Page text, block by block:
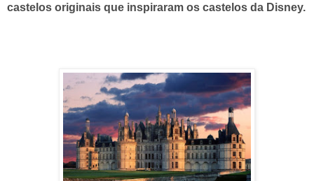
castelos originais que inspiraram os castelos da Disney.